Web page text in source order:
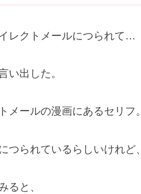
レクトメールにつられて…
い出した。
メールの漫画にあるセリフ。
つられているらしいけれど、
ると、